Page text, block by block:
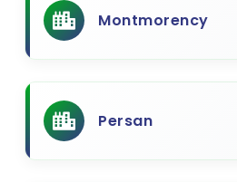
Montmorency
Persan